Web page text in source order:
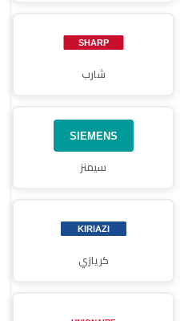
شارب
سيمنز
كريازي